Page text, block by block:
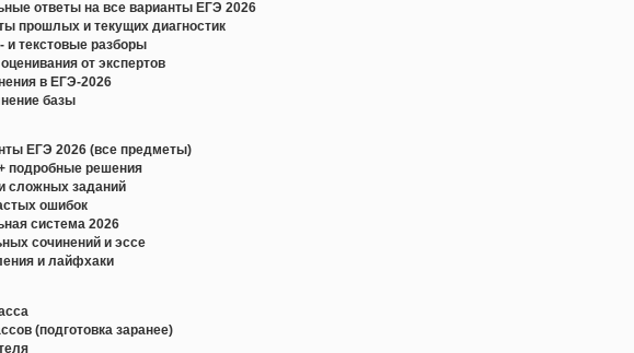
ответы на все варианты ЕГЭ 2026
прошлых и текущих диагностик
и текстовые разборы
от экспертов
в ЕГЭ-2026
базы
ЕГЭ 2026 (все предметы)
подробные решения
сложных заданий
ошибок
система 2026
сочинений и эссе
и лайфхаки
(подготовка заранее)